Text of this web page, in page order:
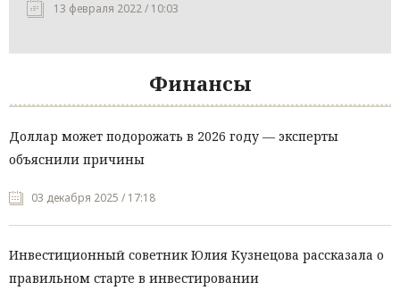
13 февраля 2022 / 10:03
Финансы
Доллар может подорожать в 2026 году — эксперты
объяснили причины
03 декабря 2025 / 17:18
Инвестиционный советник Юлия Кузнецова рассказала о
правильном старте в инвестировании